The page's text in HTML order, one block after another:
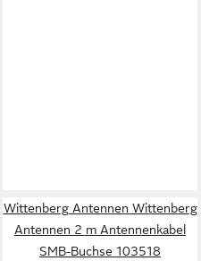
Wittenberg Antennen Wittenberg
Antennen 2 m Antennenkabel
SMB-Buchse 103518